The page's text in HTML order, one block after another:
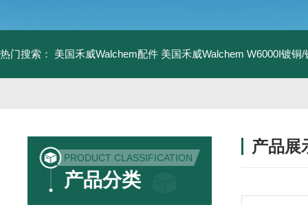
热门搜索： 美国禾威Walchem配件 美国禾威Walchem W6000I镀铜
PRODUCT CLASSIFICATION
产品分类
产品展